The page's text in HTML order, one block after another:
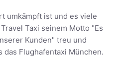
umkämpft ist und es viele
Taxi seinem Motto "Es
Kunden" treu und
Flughafentaxi München.